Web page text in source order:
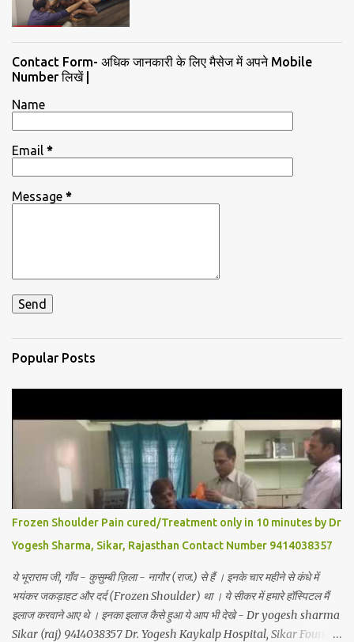
Contact Form- अधिक जानकारी के लिए मैसेज में अपने Mobile
Number लिखें |
Name
Email *
Message *
Popular Posts
Frozen Shoulder Pain cured/Treatment only in 10 minutes by Dr
Yogesh Sharma, Sikar, Rajasthan Contact Number 9414038357
ये भूराराम जी, गाँव - कुसुम्बी ज़िला - नागौर (राज.) से हैं । इनके चार महीने से कंधे में
भयंकर जकड़ाहट और दर्द (Frozen Shoulder) था । ये सीकर में हमारे हॉस्पिटल मैं
इलाज करवाने आए थे । इनका इलाज कैसे हुआ ये आप भी देखे - Dr yogesh sharma
Sikar (raj) 9414038357 Dr. Yogesh Kaykalp Hospital, Sikar Founded